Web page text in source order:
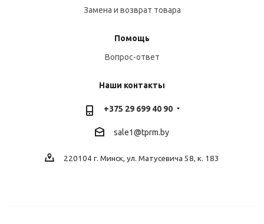
Замена и возврат товара
Помощь
Вопрос-ответ
Наши контакты
+375 29 699 40 90
sale1@tprm.by
220104 г. Минск, ул. Матусевича 58, к. 183